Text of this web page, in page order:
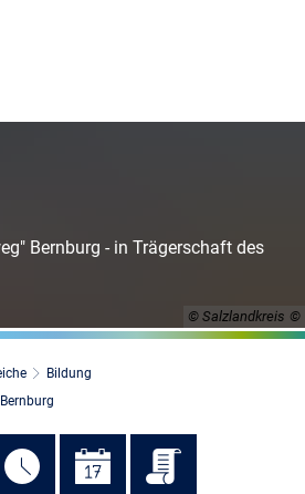
© Salzlandkreis
Bernburg - in Trägerschaft des
Bildung